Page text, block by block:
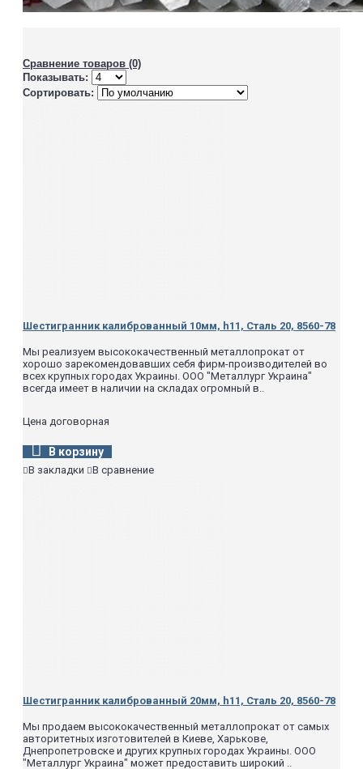
Сравнение товаров (0)
Показывать:
Сортировать:
Шестигранник калиброванный 10мм, h11, Сталь 20, 8560-78
Мы реализуем высококачественный металлопрокат от
хорошо зарекомендовавших себя фирм-производителей во
всех крупных городах Украины. ООО "Металлург Украина"
всегда имеет в наличии на складах огромный в..
Цена договорная
В корзину
В закладки В сравнение
Шестигранник калиброванный 20мм, h11, Сталь 20, 8560-78
Мы продаем высококачественный металлопрокат от самых
авторитетных изготовителей в Киеве, Харькове,
Днепропетровске и других крупных городах Украины. ООО
"Металлург Украина" может предоставить широкий ..